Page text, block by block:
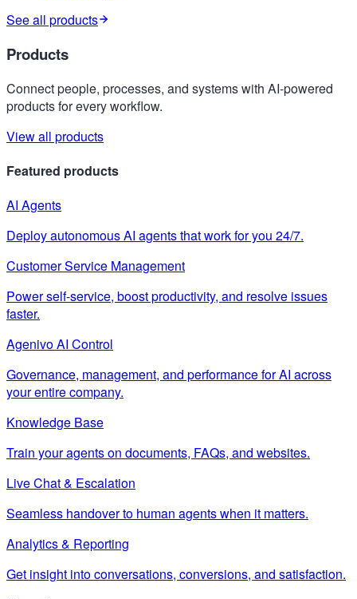
See all products
Products
Connect people, processes, and systems with AI-powered
products for every workflow.
View all products
Featured products
AI Agents
Deploy autonomous AI agents that work for you 24/7.
Customer Service Management
Power self-service, boost productivity, and resolve issues
faster.
Agenivo AI Control
Governance, management, and performance for AI across
your entire company.
Knowledge Base
Train your agents on documents, FAQs, and websites.
Live Chat & Escalation
Seamless handover to human agents when it matters.
Analytics & Reporting
Get insight into conversations, conversions, and satisfaction.